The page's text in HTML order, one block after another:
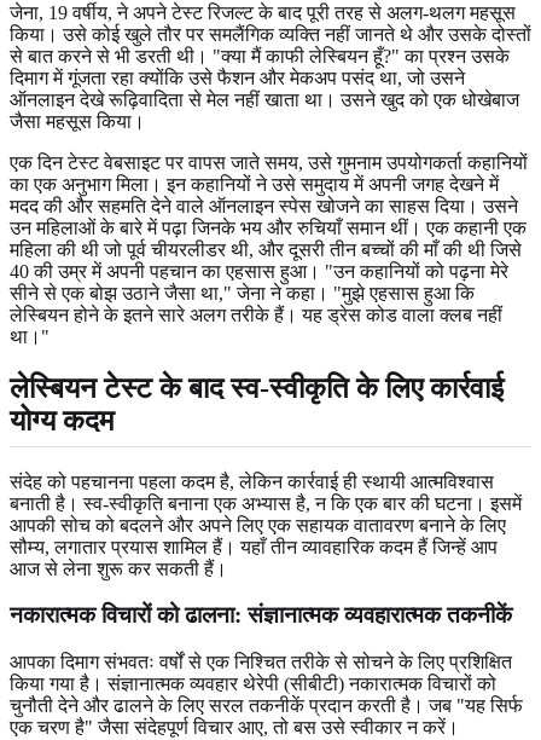
जेना, 19 वर्षीय, ने अपने टेस्ट रिजल्ट के बाद पूरी तरह से अलग-थलग महसूस
किया। उसे कोई खुले तौर पर समलैंगिक व्यक्ति नहीं जानते थे और उसके दोस्तों
से बात करने से भी डरती थी। "क्या मैं काफी लेस्बियन हूँ?" का प्रश्न उसके
दिमाग में गूंजता रहा क्योंकि उसे फैशन और मेकअप पसंद था, जो उसने
ऑनलाइन देखे रूढ़िवादिता से मेल नहीं खाता था। उसने खुद को एक धोखेबाज
जैसा महसूस किया।
एक दिन टेस्ट वेबसाइट पर वापस जाते समय, उसे गुमनाम उपयोगकर्ता कहानियों
का एक अनुभाग मिला। इन कहानियों ने उसे समुदाय में अपनी जगह देखने में
मदद की और सहमति देने वाले ऑनलाइन स्पेस खोजने का साहस दिया। उसने
उन महिलाओं के बारे में पढ़ा जिनके भय और रुचियाँ समान थीं। एक कहानी एक
महिला की थी जो पूर्व चीयरलीडर थी, और दूसरी तीन बच्चों की माँ की थी जिसे
40 की उम्र में अपनी पहचान का एहसास हुआ। "उन कहानियों को पढ़ना मेरे
सीने से एक बोझ उठाने जैसा था," जेना ने कहा। "मुझे एहसास हुआ कि
लेस्बियन होने के इतने सारे अलग तरीके हैं। यह ड्रेस कोड वाला क्लब नहीं
था।"
लेस्बियन टेस्ट के बाद स्व-स्वीकृति के लिए कार्रवाई
योग्य कदम
संदेह को पहचानना पहला कदम है, लेकिन कार्रवाई ही स्थायी आत्मविश्वास
बनाती है। स्व-स्वीकृति बनाना एक अभ्यास है, न कि एक बार की घटना। इसमें
आपकी सोच को बदलने और अपने लिए एक सहायक वातावरण बनाने के लिए
सौम्य, लगातार प्रयास शामिल हैं। यहाँ तीन व्यावहारिक कदम हैं जिन्हें आप
आज से लेना शुरू कर सकती हैं।
नकारात्मक विचारों को ढालना: संज्ञानात्मक व्यवहारात्मक तकनीकें
आपका दिमाग संभवतः वर्षों से एक निश्चित तरीके से सोचने के लिए प्रशिक्षित
किया गया है। संज्ञानात्मक व्यवहार थेरेपी (सीबीटी) नकारात्मक विचारों को
चुनौती देने और ढालने के लिए सरल तकनीकें प्रदान करती है। जब "यह सिर्फ
एक चरण है" जैसा संदेहपूर्ण विचार आए, तो बस उसे स्वीकार न करें।